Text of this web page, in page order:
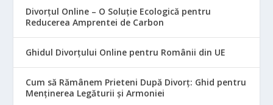
Divorțul Online – O Soluție Ecologică pentru
Reducerea Amprentei de Carbon
Ghidul Divorțului Online pentru Românii din UE
Cum să Rămânem Prieteni După Divorț: Ghid pentru
Menținerea Legăturii și Armoniei